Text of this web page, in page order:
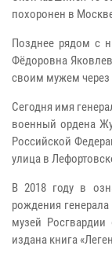
похоронен в
Позднее рядом с
Фёдоровна
своим мужем через
Сегодня имя
военный ордена
Российской
улица в
В 2018 году в
рождения
музей
издана книга